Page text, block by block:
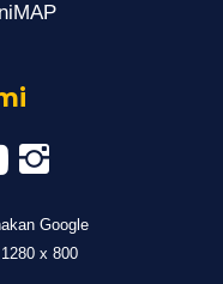
Google
x 800